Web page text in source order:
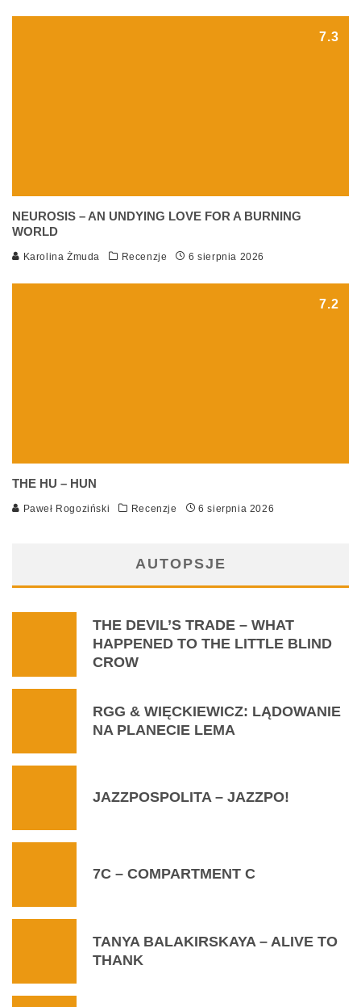
7.3
NEUROSIS – AN UNDYING LOVE FOR A BURNING
WORLD
Karolina Żmuda Recenzje 6 sierpnia 2026
7.2
THE HU – HUN
Paweł Rogoziński Recenzje 6 sierpnia 2026
AUTOPSJE
THE DEVIL’S TRADE – WHAT
HAPPENED TO THE LITTLE BLIND
CROW
RGG & WIĘCKIEWICZ: LĄDOWANIE
NA PLANECIE LEMA
JAZZPOSPOLITA – JAZZPO!
7C – COMPARTMENT C
TANYA BALAKIRSKAYA – ALIVE TO
THANK